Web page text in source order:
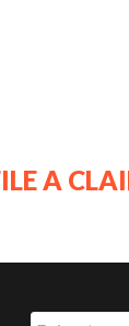
必要な費
A